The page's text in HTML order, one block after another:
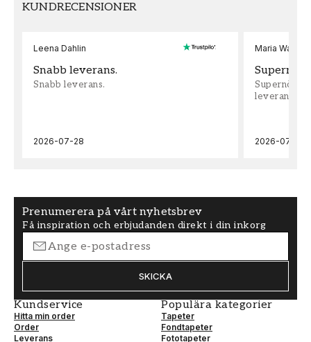
KUNDRECENSIONER
Leena Dahlin
Snabb leverans.
Snabb leverans.
2026-07-28
Maria
leveran,
2026-07-22
Prenumerera på vårt nyhetsbrev
Få inspiration och erbjudanden direkt i din inkorg
SKICKA
Kundservice
Hitta min order
Order
Leverans
Populära kategorier
Tapeter
Fondtapeter
Fototapeter